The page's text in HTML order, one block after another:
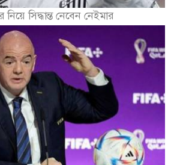
সিদ্ধান্ত নেবেন নেইমার